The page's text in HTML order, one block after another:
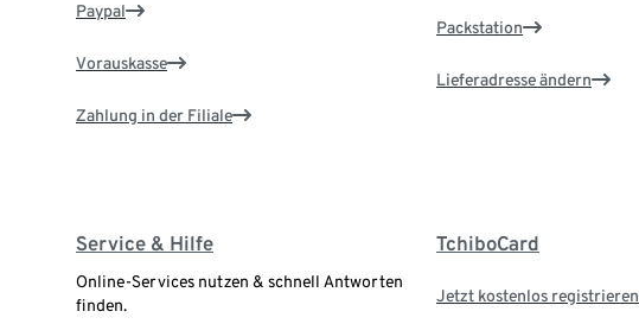
Paypal
Vorauskasse
Zahlung in der Filiale
Packstation
Lieferadresse ändern
Service & Hilfe
Online-Services nutzen & schnell Antworten
finden.
TchiboCard
Jetzt kostenlos registrieren